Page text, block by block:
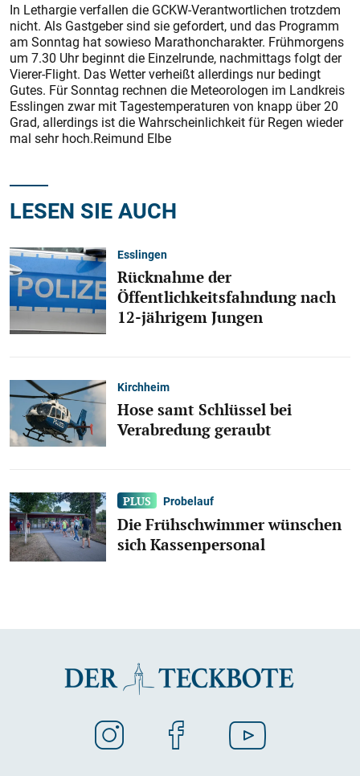
In Lethargie verfallen die GCKW-Verantwortlichen trotzdem
nicht. Als Gastgeber sind sie gefordert, und das Programm
am Sonntag hat sowieso Marathoncharakter. Frühmorgens
um 7.30 Uhr beginnt die Einzelrunde, nachmittags folgt der
Vierer-Flight. Das Wetter verheißt allerdings nur bedingt
Gutes. Für Sonntag rechnen die Meteorologen im Landkreis
Esslingen zwar mit Tagestemperaturen von knapp über 20
Grad, allerdings ist die Wahrscheinlichkeit für Regen wieder
mal sehr hoch.Reimund Elbe
LESEN SIE AUCH
Esslingen
Rücknahme der
Öffentlichkeitsfahndung nach
12-jährigem Jungen
Kirchheim
Hose samt Schlüssel bei
Verabredung geraubt
Probelauf
Die Frühschwimmer wünschen
sich Kassenpersonal